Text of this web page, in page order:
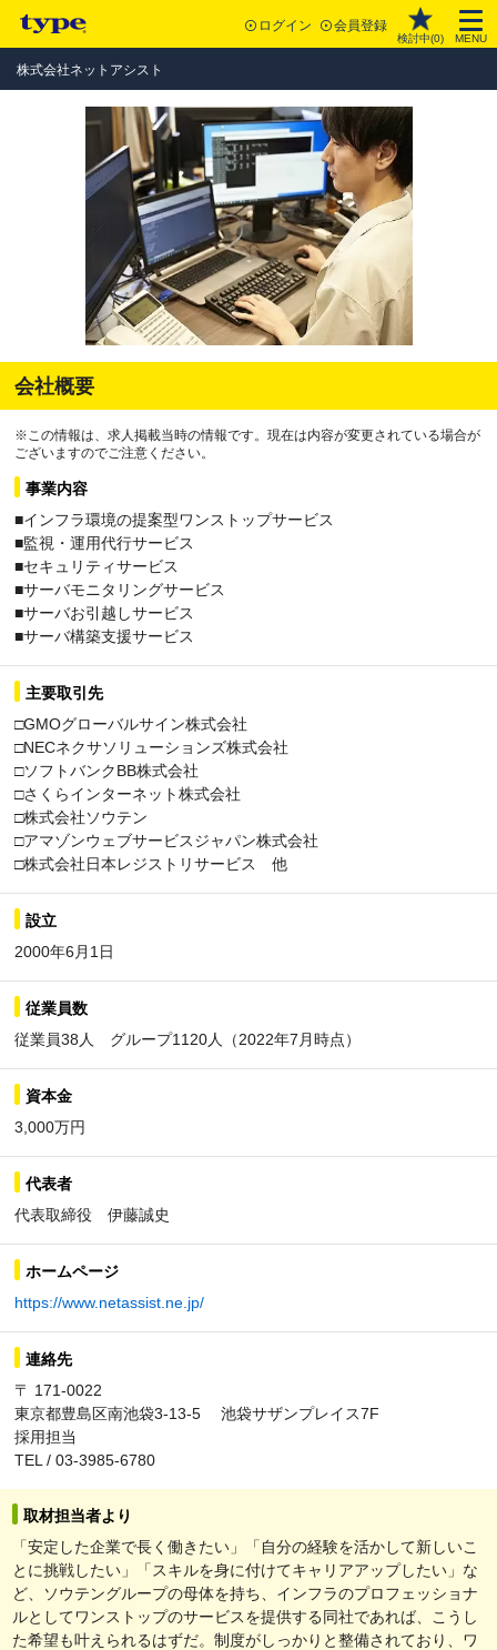
ログイン 会員登録
検討中(0) MENU
株式会社ネットアシスト
会社概要
※この情報は、求人掲載当時の情報です。現在は内容が変更されている場合が
ございますのでご注意ください。
事業内容
■インフラ環境の提案型ワンストップサービス
■監視・運用代行サービス
■セキュリティサービス
■サーバモニタリングサービス
■サーバお引越しサービス
■サーバ構築支援サービス
主要取引先
□GMOグローバルサイン株式会社
□NECネクサソリューションズ株式会社
□ソフトバンクBB株式会社
□さくらインターネット株式会社
□株式会社ソウテン
□アマゾンウェブサービスジャパン株式会社
□株式会社日本レジストリサービス 他
設立
2000年6月1日
従業員数
従業員38人 グループ1120人（2022年7月時点）
資本金
3,000万円
代表者
代表取締役 伊藤誠史
ホームページ
https://www.netassist.ne.jp/
連絡先
〒 171-0022
東京都豊島区南池袋3-13-5 池袋サザンプレイス7F
採用担当
TEL / 03-3985-6780
取材担当者より
「安定した企業で長く働きたい」「自分の経験を活かして新しいこ
とに挑戦したい」「スキルを身に付けてキャリアアップしたい」な
ど、ソウテングループの母体を持ち、インフラのプロフェッショナ
ルとしてワンストップのサービスを提供する同社であれば、こうし
た希望も叶えられるはずだ。制度がしっかりと整備されており、ワ